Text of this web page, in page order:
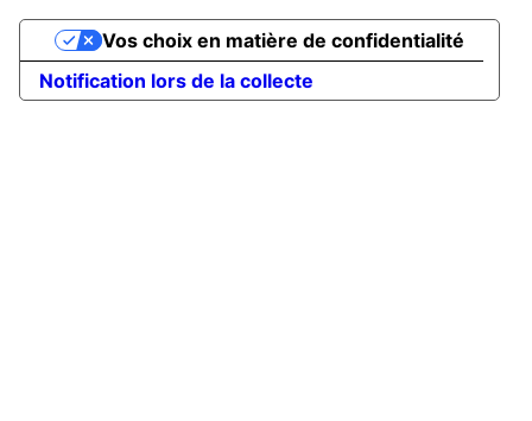
Notification lors de la collecte
Vos choix en matière de confidentialité